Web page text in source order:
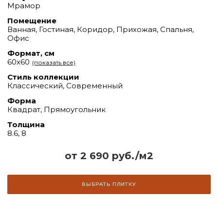
от 2 690 руб./м2
ВЫБРАТЬ ПЛИТКУ
Мрамор
Помещение
Ванная, Гостиная, Коридор, Прихожая, Спальня,
Офис
Формат, см
60x60 (показать все)
Стиль коллекции
Классический, Современный
Форма
Квадрат, Прямоугольник
Толщина
8.6, 8